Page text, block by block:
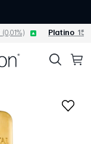
(0,01%) Platino